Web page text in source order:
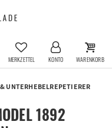
MERKZETTEL KONTO WARENKORB
UNTERHEBELREPETIERER
1892